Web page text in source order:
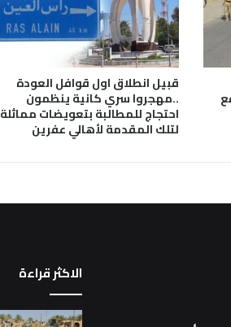
قبيل انطلاق اول قوافل العودة
..مهجروا سري كانية ينظمون
احتجاج للمطالبة بتعويضات مماثلة
لتلك المقدمة لأهالي عفرين
الاكثر قراءة